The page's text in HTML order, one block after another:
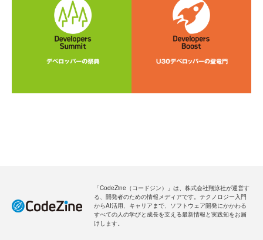
「CodeZine（コードジン）」は、株式会社翔泳社が運営す
る、開発者のための情報メディアです。テクノロジー入門
からAI活用、キャリアまで、ソフトウェア開発にかかわる
すべての人の学びと成長を支える最新情報と実践知をお届
けします。